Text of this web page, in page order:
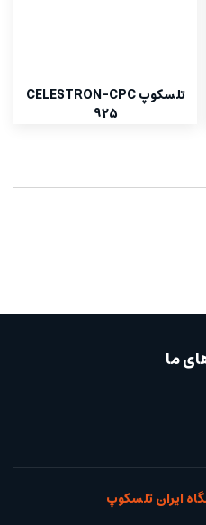
تلسکوپ CELESTRON-CPC
925
ما
ایران تلسکوپ